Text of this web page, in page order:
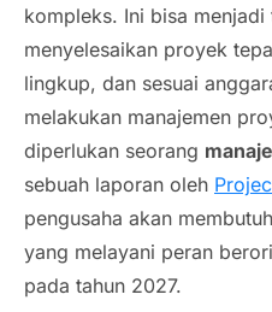
kompleks. Ini bisa menjadi
menyelesaikan proyek
lingkup, dan sesuai
melakukan manajemen
diperlukan seorang
sebuah laporan oleh
pengusaha akan
yang melayani peran
pada tahun 2027.